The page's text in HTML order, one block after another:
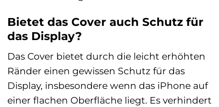
Bietet das Cover auch Schutz für
das Display?
Das Cover bietet durch die leicht erhöhten
Ränder einen gewissen Schutz für das
Display, insbesondere wenn das iPhone auf
einer flachen Oberfläche liegt. Es verhindert